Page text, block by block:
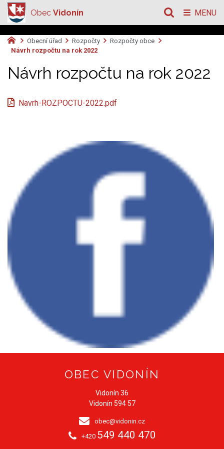
Obecní úřad Rozpočty
Rozpočty obce
Návrh rozpočtu na rok 2022
Návrh rozpočtu na rok 2022
Navrh-ROZPOCTU-2022.pdf
OBEC VIDONÍN
Vidonín 36
Vidonín 594 57
obec@vidonin.cz
+420 549 440 470
Obec Vidonín MENU